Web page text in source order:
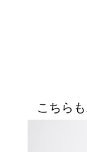
こちら